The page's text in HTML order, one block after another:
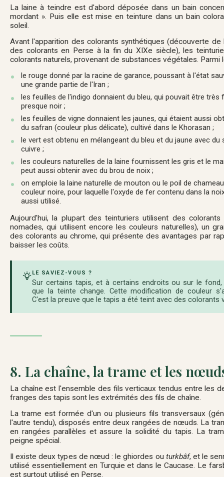
La laine à teindre est d'abord déposée dans un bain
mordant ». Puis elle est mise en teinture dans un bain
soleil.
Avant l'apparition des colorants synthétiques (découverte
des colorants en Perse à la fin du XIXe siècle), les
colorants naturels, provenant de substances végétales. Parmi
le rouge donné par la racine de garance, poussant à l'état
une grande partie de l'Iran ;
les feuilles de l'indigo donnaient du bleu, qui pouvait être très
presque noir ;
les feuilles de vigne donnaient les jaunes, qui étaient aussi
du safran (couleur plus délicate), cultivé dans le Khorasan ;
le vert est obtenu en mélangeant du bleu et du jaune avec du
cuivre ;
les couleurs naturelles de la laine fournissent les gris et le
peut aussi obtenir avec du brou de noix ;
on emploie la laine naturelle de mouton ou le poil de
couleur noire, pour laquelle l'oxyde de fer contenu dans la
aussi utilisé.
Aujourd'hui, la plupart des teinturiers utilisent des
nomades, qui utilisent encore les couleurs naturelles), un
des colorants au chrome, qui présente des avantages par
baisser les coûts.
LE SAVIEZ-VOUS ?
Sur certains tapis, et à certains endroits ou sur le
que la teinte change. Cette modification de couleur
C'est la preuve que le tapis a été teint avec des colorants
8. La chaîne, la trame et les
La chaîne est l'ensemble des fils verticaux tendus entre les
franges des tapis sont les extrémités des fils de chaîne.
La trame est formée d'un ou plusieurs fils transversaux
l'autre tendu), disposés entre deux rangées de nœuds. La
en rangées parallèles et assure la solidité du tapis. La
peigne spécial.
Il existe deux types de nœud : le ghiordes ou turkbâf, et le
utilisé essentiellement en Turquie et dans le Caucase. Le
est surtout utilisé en Perse.